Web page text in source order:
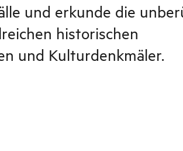
und erkunde die
historischen
und Kulturdenkmäler.